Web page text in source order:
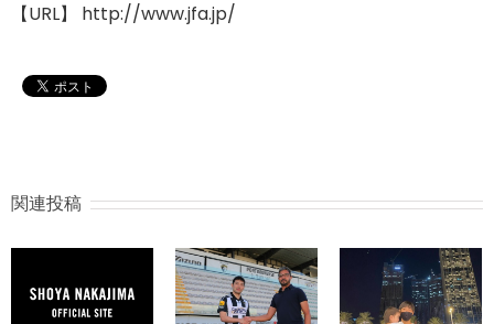
【URL】 http://www.jfa.jp/
関連投稿